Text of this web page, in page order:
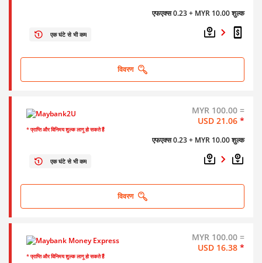
एफएक्स 0.23+ MYR 10.00 शुल्क
एक घंटे से भी कम
विवरण
* प्राप्ति और विनिमय शुल्क लागू हो सकते हैं
MYR 100.00 =
USD 21.06 *
एफएक्स 0.23+ MYR 10.00 शुल्क
एक घंटे से भी कम
विवरण
* प्राप्ति और विनिमय शुल्क लागू हो सकते हैं
MYR 100.00 =
USD 16.38 *